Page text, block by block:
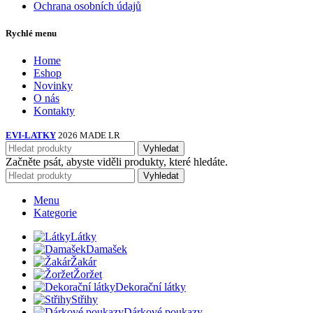
Ochrana osobních údajů
Rychlé menu
Home
Eshop
Novinky
O nás
Kontakty
EVI-LATKY 2026 MADE LR
Vyhledat
Začněte psát, abyste viděli produkty, které hledáte.
Vyhledat
Menu
Kategorie
Látky
Damašek
Žakár
Žoržet
Dekorační látky
Střihy